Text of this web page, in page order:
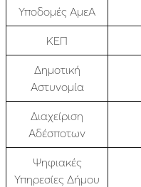
Υποδομές ΑμεΑ
ΚΕΠ
Δημοτική
Αστυνομία
Διαχείριση
Αδέσποτων
Ψηφιακές
Υπηρεσίες Δήμου